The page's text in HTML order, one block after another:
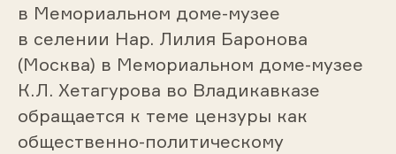
в Мемориальном доме-музее
в селении Нар. Лилия Баронова
(Москва) в Мемориальном доме-музее
К.Л. Хетагурова во Владикавказе
обращается к теме цензуры как
общественно-политическому